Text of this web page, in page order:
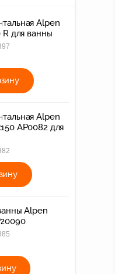
Alpen
R для ванны
Alpen
AP0082 для
Alpen